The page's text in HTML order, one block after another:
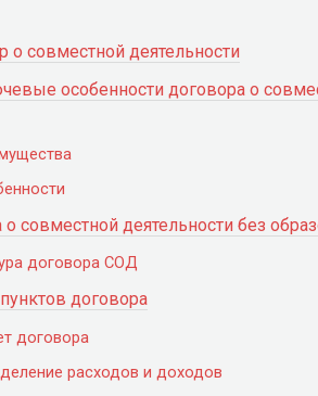
о совместной деятельности
особенности договора о
о совместной деятельности без
договора СОД
договора
договора
расходов и доходов